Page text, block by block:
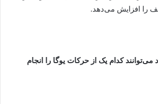
را افزایش می‌دهد.
می‌توانند کدام یک از حرکات یوگا را انجام